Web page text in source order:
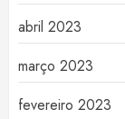
abril 2023
março 2023
fevereiro 2023